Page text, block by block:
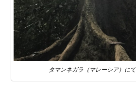
タマンネガラ（マレーシア）に